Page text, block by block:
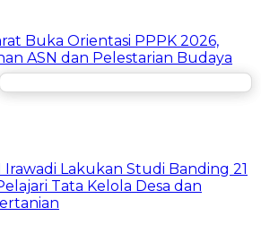
Buka Orientasi PPPK 2026,
ASN dan Pelestarian Budaya
Lakukan Studi Banding 21
Tata Kelola Desa dan